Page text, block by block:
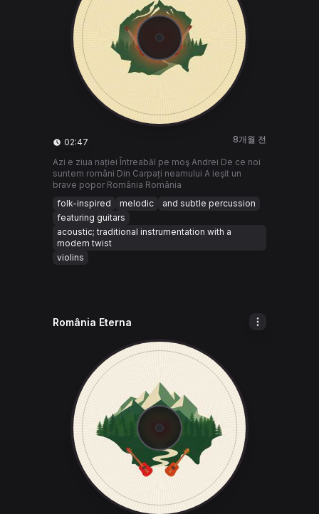
02:47 8개월 전
Azi e ziua nației Întreabăl pe moş Andrei De ce noi
suntem români Din Carpați neamului A ieşit un
brave popor România România
folk-inspired
melodic
and subtle percussion
featuring guitars
acoustic; traditional instrumentation with a
modern twist
violins
România Eterna